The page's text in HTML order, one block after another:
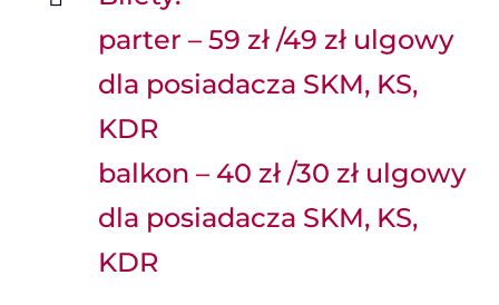
parter – 59 zł /49 zł ulgowy
dla posiadacza SKM, KS,
KDR
balkon – 40 zł /30 zł ulgowy
dla posiadacza SKM, KS,
KDR